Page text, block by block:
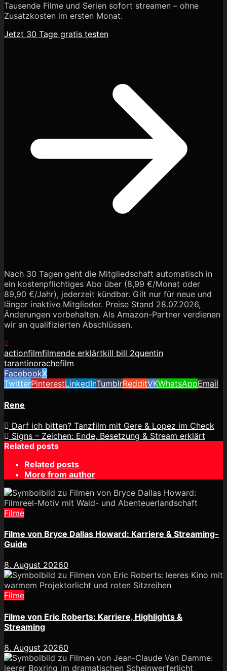
Tausende Filme und Serien sofort streamen – ohne
Zusatzkosten im ersten Monat.
Jetzt 30 Tage gratis testen
Nach 30 Tagen geht die Mitgliedschaft automatisch in
ein kostenpflichtiges Abo über (8,99 €/Monat oder
89,90 €/Jahr), jederzeit kündbar. Gilt nur für neue und
länger inaktive Mitglieder. Preise Stand 28.07.2026,
Änderungen vorbehalten. Als Amazon-Partner verdienen
wir an qualifizierten Abschlüssen.
actionfilmfilmende erklärtkill bill 2quentin
tarantinorachefilm
FacebookX
TwitterPinterestLinkedInTumblrRedditVKWhatsAppEmail
Rene
Darf ich bitten? Tanzfilm mit Gere & Lopez im Check
Signs – Zeichen: Ende, Besetzung & Stream erklärt
Related posts
Related posts
More from author
Filme
Filme von Bryce Dallas Howard: Karriere & Streaming-
Guide
8. August 20260
Filme
Filme von Eric Roberts: Karriere, Highlights &
Streaming
8. August 20260